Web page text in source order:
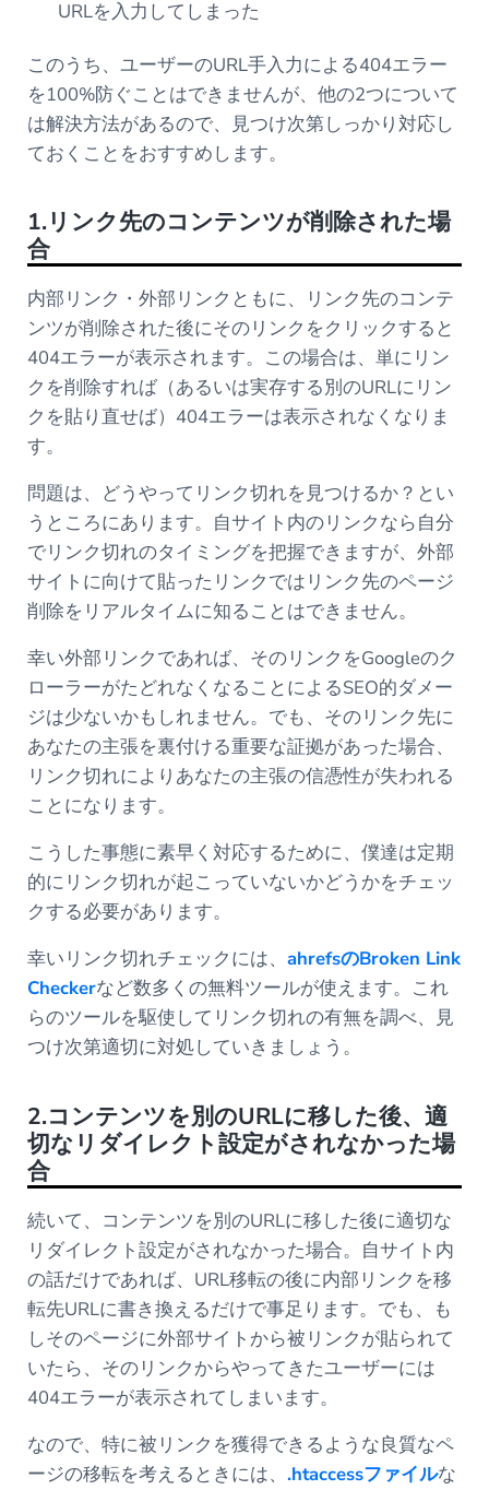
URLを入力してしまった
このうち、ユーザーのURL手入力による404エラー
を100%防ぐことはできませんが、他の2つについて
は解決方法があるので、見つけ次第しっかり対応し
ておくことをおすすめします。
1.リンク先のコンテンツが削除された場
合
内部リンク・外部リンクともに、リンク先のコンテ
ンツが削除された後にそのリンクをクリックすると
404エラーが表示されます。この場合は、単にリン
クを削除すれば（あるいは実存する別のURLにリン
クを貼り直せば）404エラーは表示されなくなりま
す。
問題は、どうやってリンク切れを見つけるか？とい
うところにあります。自サイト内のリンクなら自分
でリンク切れのタイミングを把握できますが、外部
サイトに向けて貼ったリンクではリンク先のページ
削除をリアルタイムに知ることはできません。
幸い外部リンクであれば、そのリンクをGoogleのク
ローラーがたどれなくなることによるSEO的ダメー
ジは少ないかもしれません。でも、そのリンク先に
あなたの主張を裏付ける重要な証拠があった場合、
リンク切れによりあなたの主張の信憑性が失われる
ことになります。
こうした事態に素早く対応するために、僕達は定期
的にリンク切れが起こっていないかどうかをチェッ
クする必要があります。
幸いリンク切れチェックには、 ahrefsのBroken Link
Checkerなど数多くの無料ツールが使えます。これ
らのツールを駆使してリンク切れの有無を調べ、見
つけ次第適切に対処していきましょう。
2.コンテンツを別のURLに移した後、適
切なリダイレクト設定がされなかった場
合
続いて、コンテンツを別のURLに移した後に適切な
リダイレクト設定がされなかった場合。自サイト内
の話だけであれば、URL移転の後に内部リンクを移
転先URLに書き換えるだけで事足ります。でも、も
しそのページに外部サイトから被リンクが貼られて
いたら、そのリンクからやってきたユーザーには
404エラーが表示されてしまいます。
なので、特に被リンクを獲得できるような良質なペ
ージの移転を考えるときには、 .htaccessファイルな